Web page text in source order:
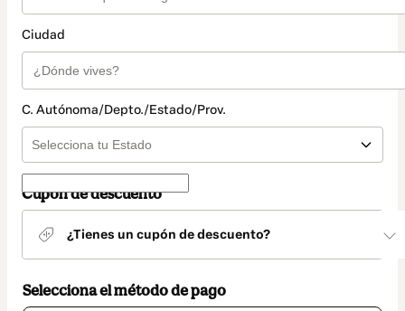
Ciudad
C. Autónoma/Depto./Estado/Prov.
Cupón de descuento
¿Tienes un cupón de descuento?
Selecciona el método de pago